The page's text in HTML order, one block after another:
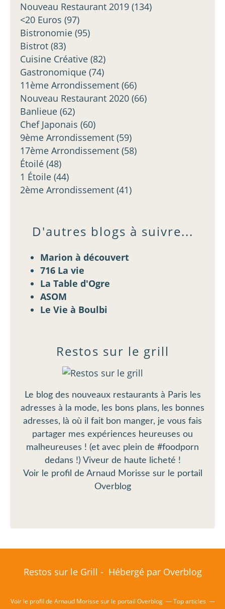
Nouveau Restaurant 2019 (134)
<20 Euros (97)
Bistronomie (95)
Bistrot (83)
Cuisine Créative (82)
Gastronomique (74)
11ème Arrondissement (66)
Nouveau Restaurant 2020 (66)
Banlieue (62)
Chef Japonais (60)
9ème Arrondissement (59)
17ème Arrondissement (58)
Étoilé (48)
1 Étoile (44)
2ème Arrondissement (41)
Restos sur le grill
Le blog des nouveaux restaurants à Paris les
adresses à la mode, les bons plans, les bonnes
adresses, là où il fait bon manger, je vous fais
partager mes expériences heureuses ou
malheureuses ! (et avec plein de #foodporn
dedans !) Viveur de haute licheté !
Voir le profil de Arnaud Morisse sur le portail
Overblog
D'autres blogs à suivre...
Marion à découvert
716 La vie
La Table d'Ogre
ASOM
Le Vie à Boulbi
Restos sur le Grill - Hébergé par Overblog
Voir le profil de Arnaud Morisse sur le portail Overblog Top articles